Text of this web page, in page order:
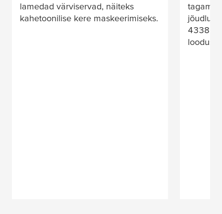
lamedad värviservad, näiteks
kahetoonilise kere maskeerimiseks.
4338,